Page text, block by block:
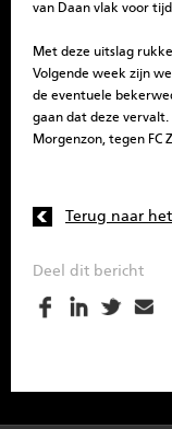
van Daan vlak voor
Met deze uitslag
Volgende week zijn
de eventuele
gaan dat deze vervalt.
Morgenzon, tegen FC
Terug naar
Deel dit bericht